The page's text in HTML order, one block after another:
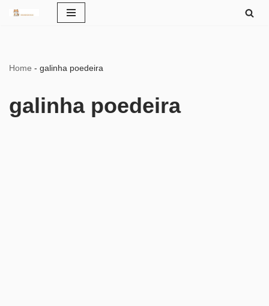
conteúdo
Home - galinha poedeira
galinha poedeira